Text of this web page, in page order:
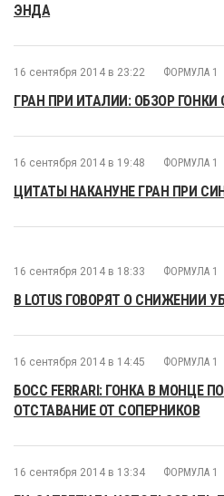
ЭНДА
16 сентября 2014 в 23:22 ФОРМУЛА 1
ГРАН ПРИ ИТАЛИИ: ОБЗОР
16 сентября 2014 в 19:48 ФОРМУЛА 1
ЦИТАТЫ НАКАНУНЕ ГРАН ПРИ
16 сентября 2014 в 18:33 ФОРМУЛА 1
В LOTUS ГОВОРЯТ О СНИЖЕНИИ
16 сентября 2014 в 14:45 ФОРМУЛА 1
БОСС FERRARI: ГОНКА В МОНЦЕ
ОТСТАВАНИЕ ОТ СОПЕРНИКОВ
16 сентября 2014 в 13:34 ФОРМУЛА 1